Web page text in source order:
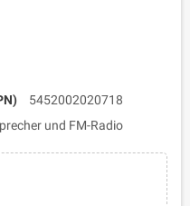
5452002020718
und FM-Radio